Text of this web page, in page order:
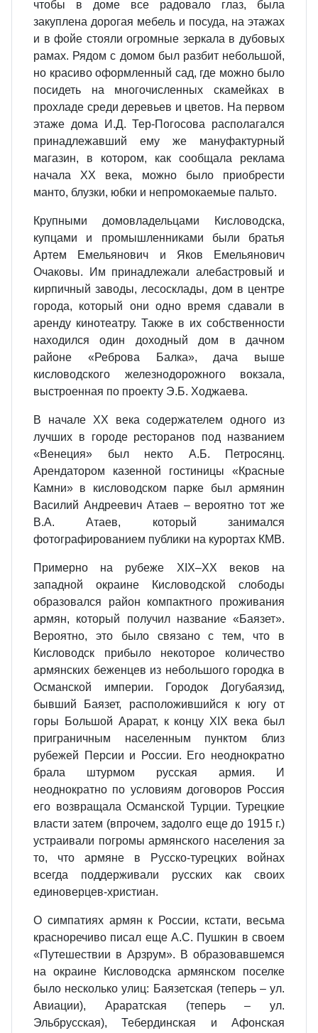
чтобы в доме все радовало глаз, была
закуплена дорогая мебель и посуда, на этажах
и в фойе стояли огромные зеркала в дубовых
рамах. Рядом с домом был разбит небольшой,
но красиво оформленный сад, где можно было
посидеть на многочисленных скамейках в
прохладе среди деревьев и цветов. На первом
этаже дома И.Д. Тер-Погосова располагался
принадлежавший ему же мануфактурный
магазин, в котором, как сообщала реклама
начала ХХ века, можно было приобрести
манто, блузки, юбки и непромокаемые пальто.
Крупными домовладельцами Кисловодска,
купцами и промышленниками были братья
Артем Емельянович и Яков Емельянович
Очаковы. Им принадлежали алебастровый и
кирпичный заводы, лесосклады, дом в центре
города, который они одно время сдавали в
аренду кинотеатру. Также в их собственности
находился один доходный дом в дачном
районе «Реброва Балка», дача выше
кисловодского железнодорожного вокзала,
выстроенная по проекту Э.Б. Ходжаева.
В начале ХХ века содержателем одного из
лучших в городе ресторанов под названием
«Венеция» был некто А.Б. Петросянц.
Арендатором казенной гостиницы «Красные
Камни» в кисловодском парке был армянин
Василий Андреевич Атаев – вероятно тот же
В.А. Атаев, который занимался
фотографированием публики на курортах КМВ.
Примерно на рубеже XIX–ХХ веков на
западной окраине Кисловодской слободы
образовался район компактного проживания
армян, который получил название «Баязет».
Вероятно, это было связано с тем, что в
Кисловодск прибыло некоторое количество
армянских беженцев из небольшого городка в
Османской империи. Городок Догубаязид,
бывший Баязет, расположившийся к югу от
горы Большой Арарат, к концу XIX века был
приграничным населенным пунктом близ
рубежей Персии и России. Его неоднократно
брала штурмом русская армия. И
неоднократно по условиям договоров Россия
его возвращала Османской Турции. Турецкие
власти затем (впрочем, задолго еще до 1915 г.)
устраивали погромы армянского населения за
то, что армяне в Русско-турецких войнах
всегда поддерживали русских как своих
единоверцев-христиан.
О симпатиях армян к России, кстати, весьма
красноречиво писал еще А.С. Пушкин в своем
«Путешествии в Арзрум». В образовавшемся
на окраине Кисловодска армянском поселке
было несколько улиц: Баязетская (теперь – ул.
Авиации), Араратская (теперь – ул.
Эльбрусская), Тебердинская и Афонская